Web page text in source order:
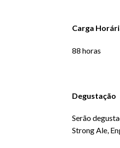
Carga
88 horas
Degustação
Serão
Strong Ale,